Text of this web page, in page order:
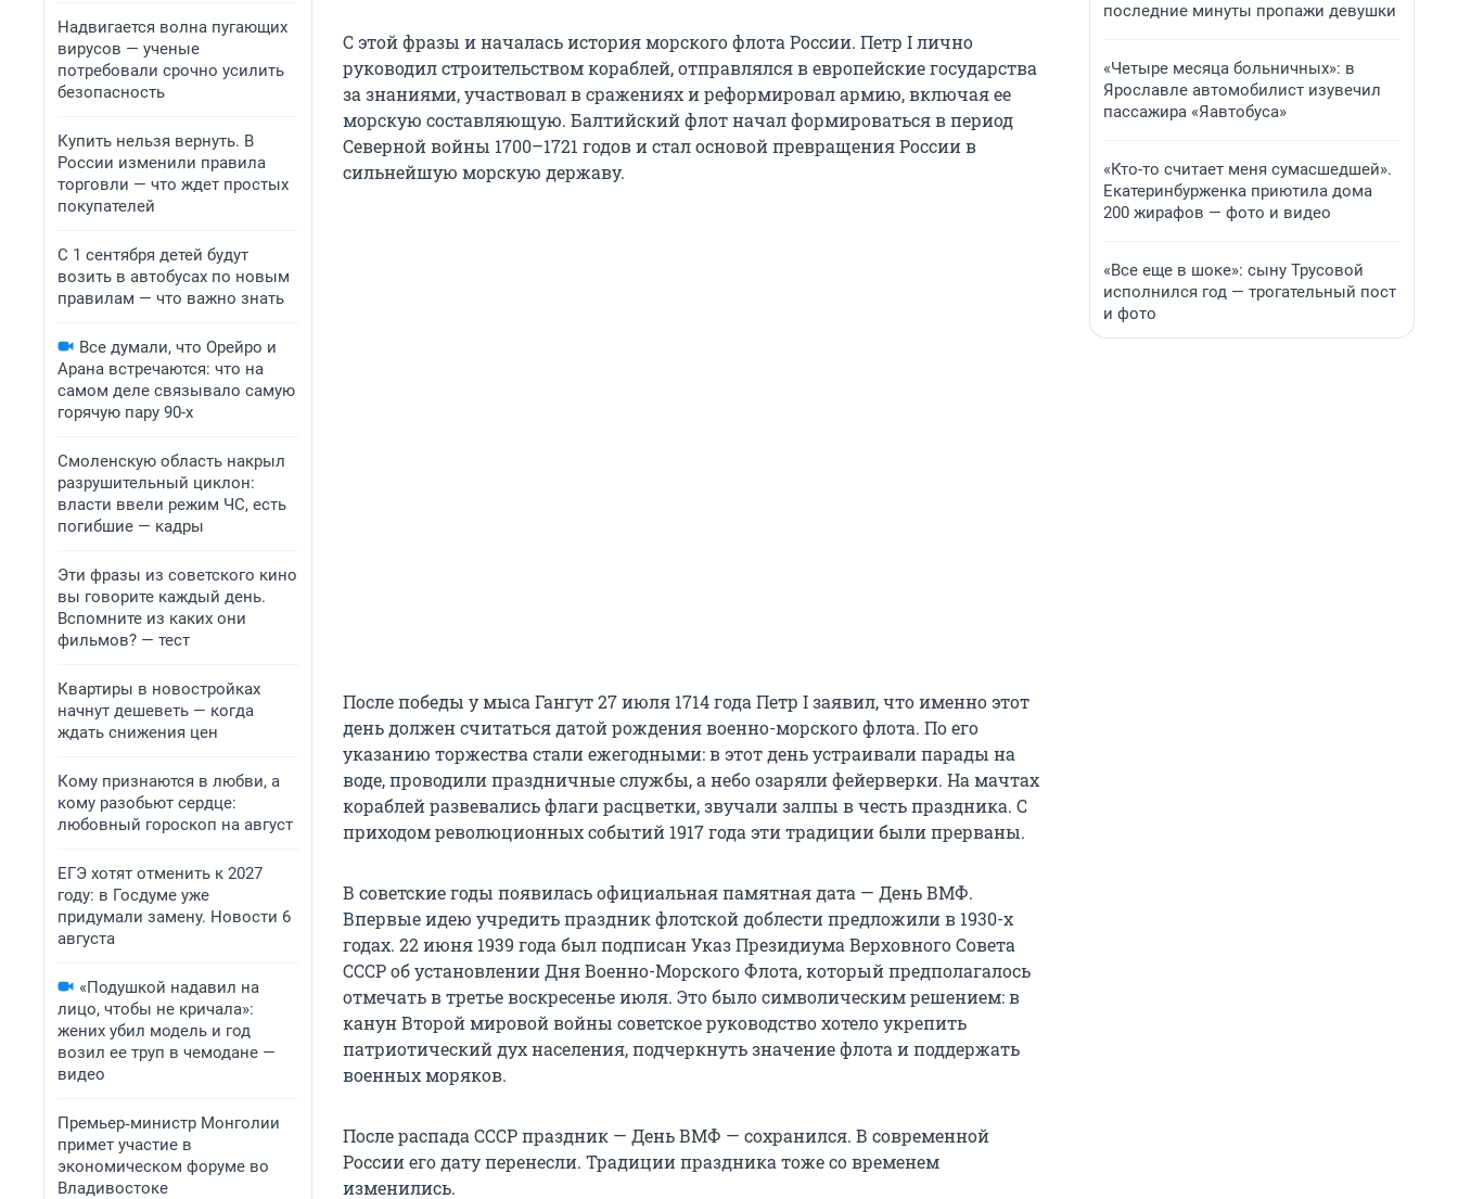
Надвигается волна пугающих
вирусов — ученые
потребовали срочно усилить
безопасность
Купить нельзя вернуть. В
России изменили правила
торговли — что ждет простых
покупателей
С 1 сентября детей будут
возить в автобусах по новым
правилам — что важно знать
Все думали, что Орейро и
Арана встречаются: что на
самом деле связывало самую
горячую пару 90-х
Смоленскую область накрыл
разрушительный циклон:
власти ввели режим ЧС, есть
погибшие — кадры
Эти фразы из советского кино
вы говорите каждый день.
Вспомните из каких они
фильмов? — тест
Квартиры в новостройках
начнут дешеветь — когда
ждать снижения цен
Кому признаются в любви, а
кому разобьют сердце:
любовный гороскоп на август
ЕГЭ хотят отменить к 2027
году: в Госдуме уже
придумали замену. Новости 6
августа
«Подушкой надавил на
лицо, чтобы не кричала»:
жених убил модель и год
возил ее труп в чемодане —
видео
Премьер‑министр Монголии
примет участие в
экономическом форуме во
Владивостоке
С этой фразы и началась история морского флота России. Петр I лично
руководил строительством кораблей, отправлялся в европейские государства
за знаниями, участвовал в сражениях и реформировал армию, включая ее
морскую составляющую. Балтийский флот начал формироваться в период
Северной войны 1700–1721 годов и стал основой превращения России в
сильнейшую морскую державу.
После победы у мыса Гангут 27 июля 1714 года Петр I заявил, что именно этот
день должен считаться датой рождения военно-морского флота. По его
указанию торжества стали ежегодными: в этот день устраивали парады на
воде, проводили праздничные службы, а небо озаряли фейерверки. На мачтах
кораблей развевались флаги расцветки, звучали залпы в честь праздника. С
приходом революционных событий 1917 года эти традиции были прерваны.
В советские годы появилась официальная памятная дата — День ВМФ.
Впервые идею учредить праздник флотской доблести предложили в 1930-х
годах. 22 июня 1939 года был подписан Указ Президиума Верховного Совета
СССР об установлении Дня Военно-Морского Флота, который предполагалось
отмечать в третье воскресенье июля. Это было символическим решением: в
канун Второй мировой войны советское руководство хотело укрепить
патриотический дух населения, подчеркнуть значение флота и поддержать
военных моряков.
После распада СССР праздник — День ВМФ — сохранился. В современной
России его дату перенесли. Традиции праздника тоже со временем
изменились.
последние минуты пропажи девушки
«Четыре месяца больничных»: в
Ярославле автомобилист изувечил
пассажира «Яавтобуса»
«Кто-то считает меня сумасшедшей».
Екатеринбурженка приютила дома
200 жирафов — фото и видео
«Все еще в шоке»: сыну Трусовой
исполнился год — трогательный пост
и фото